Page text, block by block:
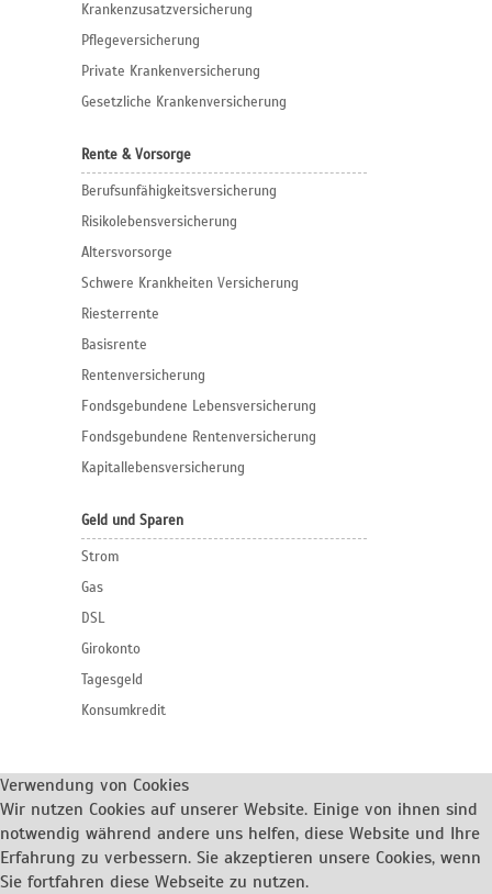
Krankenzusatzversicherung
Pflegeversicherung
Private Krankenversicherung
Gesetzliche Krankenversicherung
Rente & Vorsorge
Berufs­unfähigkeitsversicherung
Risikolebensversicherung
Altersvorsorge
Schwere Krankheiten Versicherung
Riesterrente
Basisrente
Rentenversicherung
Fondsgebundene Lebensversicherung
Fondsgebundene Rentenversicherung
Kapitallebensversicherung
Geld und Sparen
Strom
Gas
DSL
Girokonto
Tagesgeld
Konsumkredit
Verwendung von Cookies
Wir nutzen Cookies auf unserer Website. Einige von ihnen sind
notwendig während andere uns helfen, diese Website und Ihre
Erfahrung zu verbessern. Sie akzeptieren unsere Cookies, wenn
Sie fortfahren diese Webseite zu nutzen.